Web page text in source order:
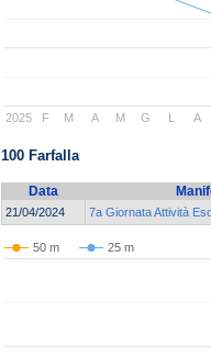
2025 F M A M G A
100 Farfalla
Data
21/04/2024 7a Giornata Attività
50 m 25 m